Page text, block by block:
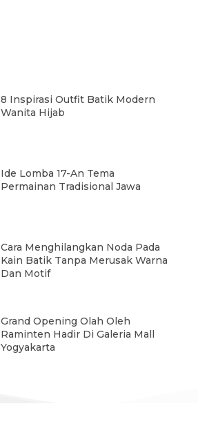
8 Inspirasi Outfit Batik Modern
Wanita Hijab
Ide Lomba 17-An Tema
Permainan Tradisional Jawa
Cara Menghilangkan Noda Pada
Kain Batik Tanpa Merusak Warna
Dan Motif
Grand Opening Olah Oleh
Raminten Hadir Di Galeria Mall
Yogyakarta